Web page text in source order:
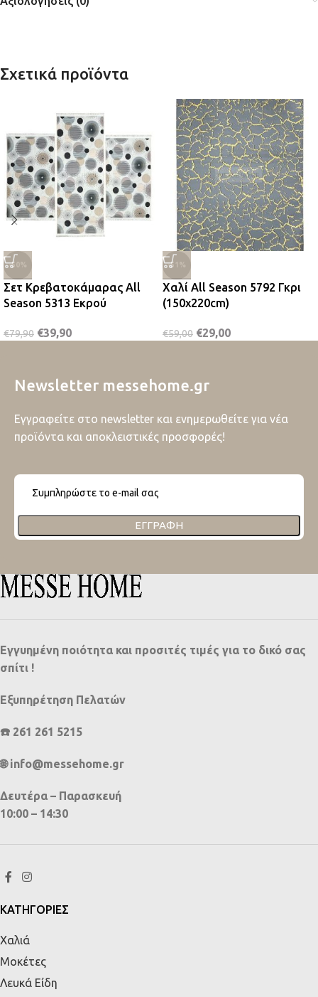
Σχετικά προϊόντα
-50%
Σετ Κρεβατοκάμαρας All
Season 5313 Εκρού
€79,90 €39,90
-51%
Χαλί All Season 5792 Γκρι
(150x220cm)
€59,00 €29,00
Newsletter messehome.gr
Εγγραφείτε στο newsletter και ενημερωθείτε για νέα
προϊόντα και αποκλειστικές προσφορές!
ΕΓΓΡΑΦΉ
Εγγυημένη ποιότητα και προσιτές τιμές για το δικό σας
σπίτι !
Εξυπηρέτηση Πελατών
☎️ 261 261 5215
🌐 info@messehome.gr
Δευτέρα – Παρασκευή
10:00 – 14:30
ΚΑΤΗΓΟΡΙΕΣ
Χαλιά
Μοκέτες
Λευκά Είδη